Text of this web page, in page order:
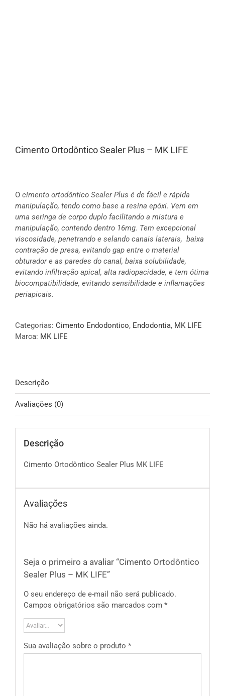
Cimento Ortodôntico Sealer Plus – MK LIFE
O cimento ortodôntico Sealer Plus é de fácil e rápida
manipulação, tendo como base a resina epóxi. Vem em
uma seringa de corpo duplo facilitando a mistura e
manipulação, contendo dentro 16mg. Tem excepcional
viscosidade, penetrando e selando canais laterais, baixa
contração de presa, evitando gap entre o material
obturador e as paredes do canal, baixa solubilidade,
evitando infiltração apical, alta radiopacidade, e tem ótima
biocompatibilidade, evitando sensibilidade e inflamações
periapicais.
Categorias: Cimento Endodontico, Endodontia, MK LIFE
Marca: MK LIFE
Descrição
Avaliações (0)
Descrição
Cimento Ortodôntico Sealer Plus MK LIFE
Avaliações
Não há avaliações ainda.
Seja o primeiro a avaliar “Cimento Ortodôntico
Sealer Plus – MK LIFE”
O seu endereço de e-mail não será publicado.
Campos obrigatórios são marcados com *
Sua avaliação sobre o produto *